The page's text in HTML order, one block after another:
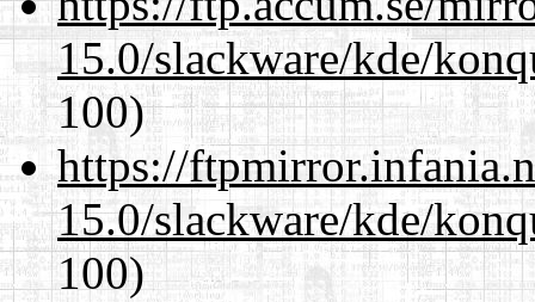
15.0/slackware/kde/
100)
https://
15.0/slackware/kde/
100)